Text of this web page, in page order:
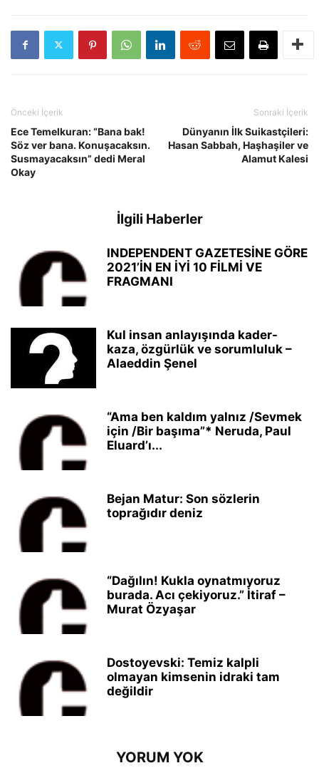
Önceki İçerik
Ece Temelkuran: “Bana bak!
Söz ver bana. Konuşacaksın.
Susmayacaksın” dedi Meral
Okay
Sonraki İçerik
Dünyanın İlk Suikastçileri:
Hasan Sabbah, Haşhaşiler ve
Alamut Kalesi
İlgili Haberler
INDEPENDENT GAZETESİNE GÖRE
2021’İN EN İYİ 10 FİLMİ VE
FRAGMANI
Kul insan anlayışında kader-
kaza, özgürlük ve sorumluluk –
Alaeddin Şenel
“Ama ben kaldım yalnız /Sevmek
için /Bir başıma”* Neruda, Paul
Eluard’ı...
Bejan Matur: Son sözlerin
toprağıdır deniz
“Dağılın! Kukla oynatmıyoruz
burada. Acı çekiyoruz.” İtiraf –
Murat Özyaşar
Dostoyevski: Temiz kalpli
olmayan kimsenin idraki tam
değildir
YORUM YOK